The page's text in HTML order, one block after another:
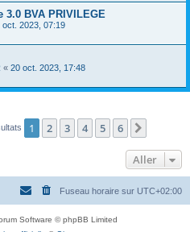
BVA PRIVILEGE
oct. 2023, 07:19
« 20 oct. 2023, 17:48
1 2 3 4 5 6
Aller
Fuseau horaire sur UTC+02:00
Software © phpBB Limited